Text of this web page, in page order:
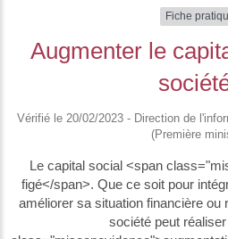
Fiche
Augmenter le
Vérifié le 20/02/2023 - Direction de
(Première
Le capital social <span
figé</span>. Que ce soit pour
améliorer sa situation financière ou
société peut